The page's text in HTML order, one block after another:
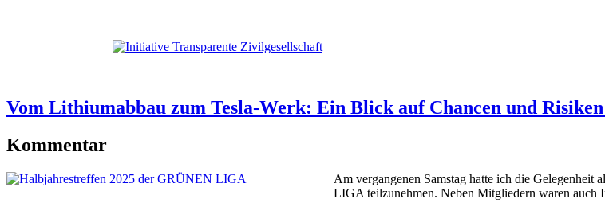
Vom Lithiumabbau zum Tesla-Werk: Ein Blick auf Chancen und
Kommentar
Am vergangenen Samstag hatte ich die Gelegenheit
LIGA teilzunehmen. Neben Mitgliedern waren auch